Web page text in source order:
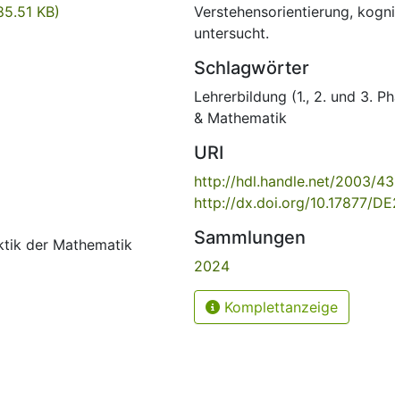
KB)
der Mathematik
Verstehensorientierung,
untersucht.
Schlagwörter
Lehrerbildung (1., 2. und 3.
& Mathematik
URI
http://hdl.handle.net/2003/
http://dx.doi.org/10.17877/
Sammlungen
2024
Komplettanzeige